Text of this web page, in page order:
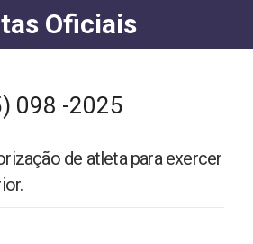
Oficiais
098 -2025
de atleta para exercer